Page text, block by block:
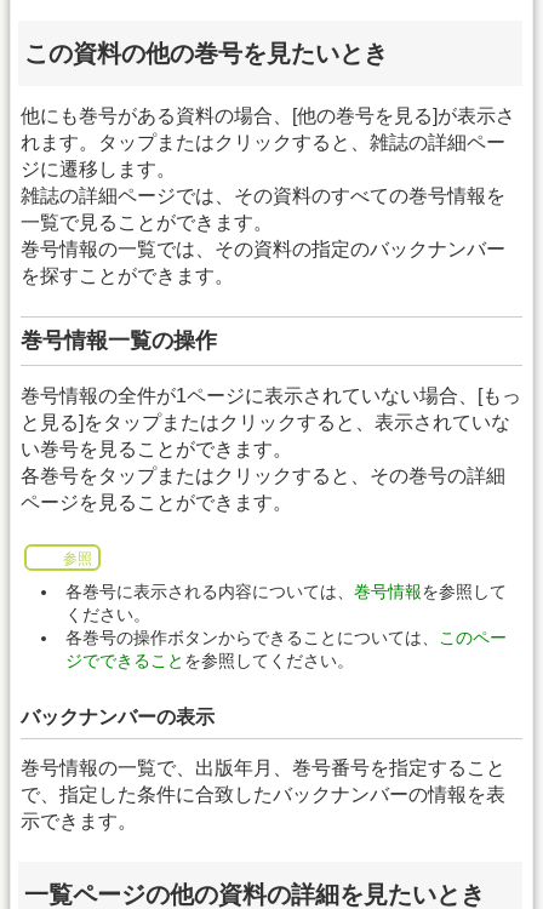
この資料の他の巻号を見たいとき
他にも巻号がある資料の場合、[他の巻号を見る]が表示さ
れます。タップまたはクリックすると、雑誌の詳細ペー
ジに遷移します。
雑誌の詳細ページでは、その資料のすべての巻号情報を
一覧で見ることができます。
巻号情報の一覧では、その資料の指定のバックナンバー
を探すことができます。
巻号情報一覧の操作
巻号情報の全件が1ページに表示されていない場合、[もっ
と見る]をタップまたはクリックすると、表示されていな
い巻号を見ることができます。
各巻号をタップまたはクリックすると、その巻号の詳細
ページを見ることができます。
参照
各巻号に表示される内容については、 巻号情報を参照して
ください。
各巻号の操作ボタンからできることについては、
このペー
ジでできること を参照してください。
バックナンバーの表示
巻号情報の一覧で、出版年月、巻号番号を指定すること
で、指定した条件に合致したバックナンバーの情報を表
示できます。
一覧ページの他の資料の詳細を見たいとき